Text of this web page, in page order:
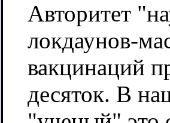
Авторитет
локдаунов-
вакцинаций
десяток. В